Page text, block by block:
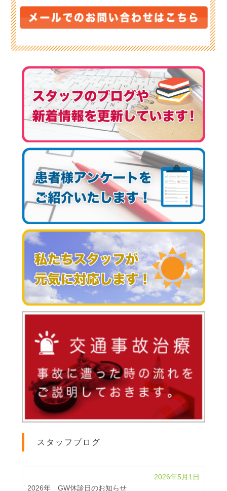
スタッフブログ
2026年5月1日
2026年 GW休診日のお知らせ